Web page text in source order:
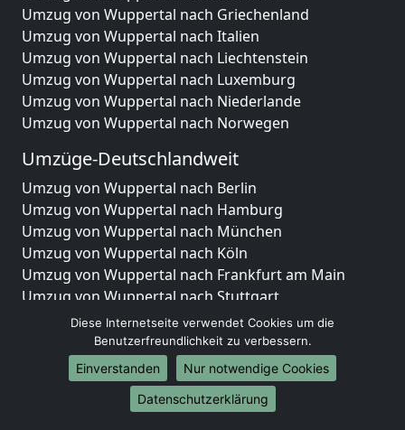
Umzug von Wuppertal nach Griechenland
Umzug von Wuppertal nach Italien
Umzug von Wuppertal nach Liechtenstein
Umzug von Wuppertal nach Luxemburg
Umzug von Wuppertal nach Niederlande
Umzug von Wuppertal nach Norwegen
Umzüge-Deutschlandweit
Umzug von Wuppertal nach Berlin
Umzug von Wuppertal nach Hamburg
Umzug von Wuppertal nach München
Umzug von Wuppertal nach Köln
Umzug von Wuppertal nach Frankfurt am Main
Umzug von Wuppertal nach Stuttgart
Umzug von Wuppertal nach Düsseldorf
Umzug von Wuppertal nach Leipzig
Umzug von Wuppertal nach Dortmund
Umzug von Wuppertal nach Essen
Umzug von Wuppertal nach Bremen
Diese Internetseite verwendet Cookies um die
Benutzerfreundlichkeit zu verbessern.
Einverstanden
Nur notwendige Cookies
Datenschutzerklärung